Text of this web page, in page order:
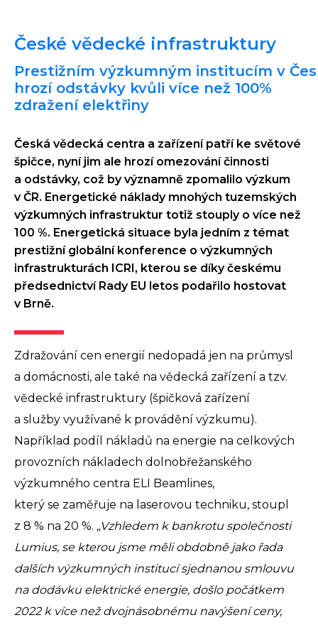
České vědecké infrastruktury
Prestižním výzkumným institucím v
hrozí odstávky kvůli více než 100%
zdražení elektřiny
Česká vědecká centra a zařízení patří ke světové
špičce, nyní jim ale hrozí omezování činnosti
a odstávky, což by významně zpomalilo výzkum
v ČR. Energetické náklady mnohých tuzemských
výzkumných infrastruktur totiž stouply o více než
100 %. Energetická situace byla jedním z témat
prestižní globální konference o výzkumných
infrastrukturách ICRI, kterou se díky českému
předsednictví Rady EU letos podařilo hostovat
v Brně.
Zdražování cen energií nedopadá jen na průmysl
a domácnosti, ale také na vědecká zařízení a tzv.
vědecké infrastruktury (špičková zařízení
a služby využívané k provádění výzkumu).
Například podíl nákladů na energie na celkových
provozních nákladech dolnobřežanského
výzkumného centra ELI Beamlines,
který se zaměřuje na laserovou techniku, stoupl
z 8 % na 20 %. „Vzhledem k bankrotu společnosti
Lumius, se kterou jsme měli obdobně jako řada
dalších výzkumných institucí sjednanou smlouvu
na dodávku elektrické energie, došlo počátkem
2022 k více než dvojnásobnému navýšení ceny,